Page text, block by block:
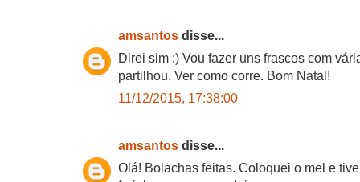
amsantos disse...
Direi sim :) Vou fazer uns frascos com
partilhou. Ver como corre. Bom Natal!
11/12/2015, 17:38:00
amsantos disse...
Olá! Bolachas feitas. Coloquei o mel e